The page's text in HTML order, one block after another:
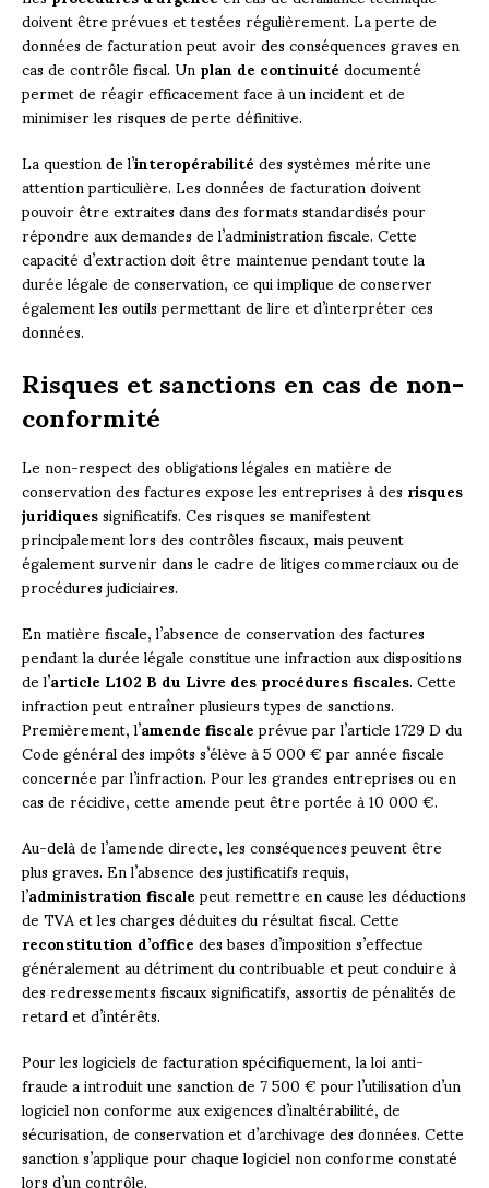
doivent être prévues et testées régulièrement. La perte de
données de facturation peut avoir des conséquences graves en
cas de contrôle fiscal. Unplan de continuitédocumenté
permet de réagir efficacement face à un incident et de
minimiser les risques de perte définitive.
La question de l’interopérabilitédes systèmes mérite une
attention particulière. Les données de facturation doivent
pouvoir être extraites dans des formats standardisés pour
répondre aux demandes de l’administration fiscale. Cette
capacité d’extraction doit être maintenue pendant toute la
durée légale de conservation, ce qui implique de conserver
également les outils permettant de lire et d’interpréter ces
données.
Risques et sanctions en cas de non-
conformité
Le non-respect des obligations légales en matière de
conservation des factures expose les entreprises à desrisques
juridiquessignificatifs. Ces risques se manifestent
principalement lors des contrôles fiscaux, mais peuvent
également survenir dans le cadre de litiges commerciaux ou de
procédures judiciaires.
En matière fiscale, l’absence de conservation des factures
pendant la durée légale constitue une infraction aux dispositions
de l’article L102 B du Livre des procédures fiscales. Cette
infraction peut entraîner plusieurs types de sanctions.
Premièrement, l’amende fiscaleprévue par l’article 1729 D du
Code général des impôts s’élève à 5 000 € par année fiscale
concernée par l’infraction. Pour les grandes entreprises ou en
cas de récidive, cette amende peut être portée à 10 000 €.
Au-delà de l’amende directe, les conséquences peuvent être
plus graves. En l’absence des justificatifs requis,
l’administration fiscalepeut remettre en cause les déductions
de TVA et les charges déduites du résultat fiscal. Cette
reconstitution d’officedes bases d’imposition s’effectue
généralement au détriment du contribuable et peut conduire à
des redressements fiscaux significatifs, assortis de pénalités de
retard et d’intérêts.
Pour les logiciels de facturation spécifiquement, la loi anti-
fraude a introduit une sanction de 7 500 € pour l’utilisation d’un
logiciel non conforme aux exigences d’inaltérabilité, de
sécurisation, de conservation et d’archivage des données. Cette
sanction s’applique pour chaque logiciel non conforme constaté